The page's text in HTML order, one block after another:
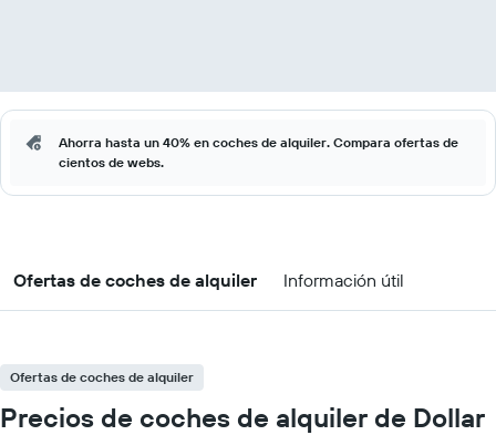
Ahorra hasta un 40% en coches de alquiler. Compara ofertas de
cientos de webs.
Ofertas de coches de alquiler Información útil
Ofertas de coches de alquiler
Precios de coches de alquiler de Dollar